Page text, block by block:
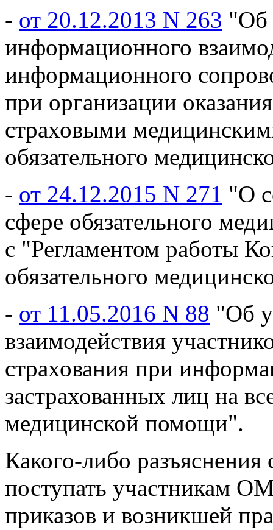
- от 20.12.2013 N 263 "Об
информационного
информационного
при организации
страховыми
обязательного
- от 24.12.2015 N 271 "О
сфере обязательного
с "Регламентом работы
обязательного
- от 11.05.2016 N 88 "Об
взаимодействия
страхования при
застрахованных лиц на
медицинской помощи".
Какого-либо
поступать участникам
приказов и возникшей